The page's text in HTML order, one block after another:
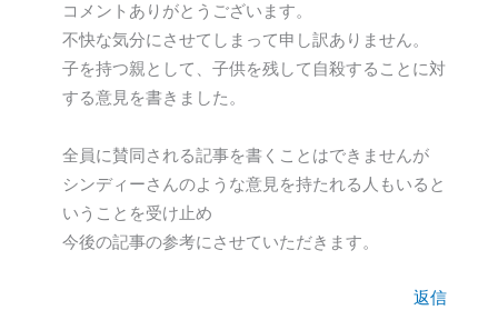
コメントありがとうございます。
不快な気分にさせてしまって申し訳ありません。
子を持つ親として、子供を残して自殺することに対
する意見を書きました。
全員に賛同される記事を書くことはできませんが
シンディーさんのような意見を持たれる人もいると
いうことを受け止め
今後の記事の参考にさせていただきます。
返信